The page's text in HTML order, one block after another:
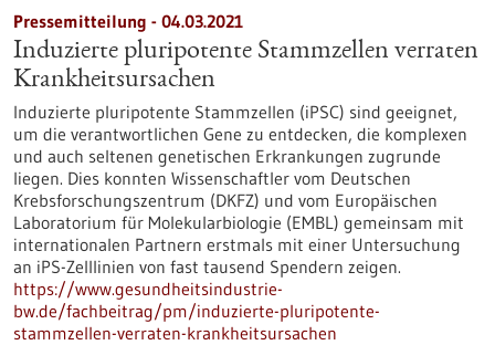
Pressemitteilung - 04.03.2021
Induzierte pluripotente Stammzellen verraten
Krankheitsursachen
Induzierte pluripotente Stammzellen (iPSC) sind geeignet,
um die verantwortlichen Gene zu entdecken, die komplexen
und auch seltenen genetischen Erkrankungen zugrunde
liegen. Dies konnten Wissenschaftler vom Deutschen
Krebsforschungszentrum (DKFZ) und vom Europäischen
Laboratorium für Molekularbiologie (EMBL) gemeinsam mit
internationalen Partnern erstmals mit einer Untersuchung
an iPS-Zelllinien von fast tausend Spendern zeigen.
https://www.gesundheitsindustrie-
bw.de/fachbeitrag/pm/induzierte-pluripotente-
stammzellen-verraten-krankheitsursachen